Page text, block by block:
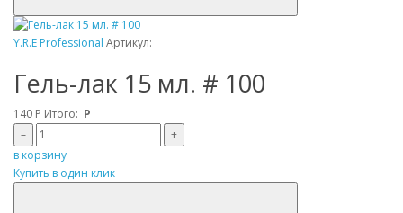
Y.R.E Professional Артикул:
Гель-лак 15 мл. # 100
140 Р Итого: Р
–
+
в корзину
Купить в один клик